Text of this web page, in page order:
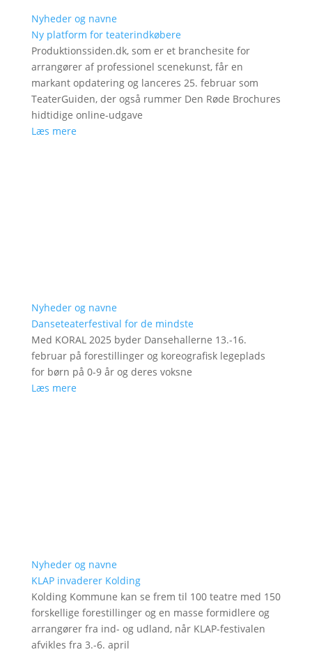
Nyheder og navne
Ny platform for teaterindkøbere
Produktionssiden.dk, som er et branchesite for
arrangører af professionel scenekunst, får en
markant opdatering og lanceres 25. februar som
TeaterGuiden, der også rummer Den Røde Brochures
hidtidige online-udgave
Læs mere
Nyheder og navne
Danseteaterfestival for de mindste
Med KORAL 2025 byder Dansehallerne 13.-16.
februar på forestillinger og koreografisk legeplads
for børn på 0-9 år og deres voksne
Læs mere
Nyheder og navne
KLAP invaderer Kolding
Kolding Kommune kan se frem til 100 teatre med 150
forskellige forestillinger og en masse formidlere og
arrangører fra ind- og udland, når KLAP-festivalen
afvikles fra 3.-6. april